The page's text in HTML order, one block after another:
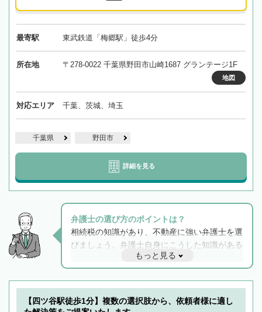
最寄駅 東武鉄道「梅郷駅」徒歩4分
所在地 〒278-0022 千葉県野田市山崎1687 グランテージ1F
地図
対応エリア 千葉、茨城、埼玉
千葉県 野田市
詳細を見る
弁護士の選び方のポイントは？
相続税の知識があり、不動産に強い弁護士を選
びましょう。弁護士自身にこうした知識がある
と他士業との連携もスムーズに進み、トラブル
解決のみならず相続をトータルで任せることが
できます。また、相続は感情がからむ分野なの
でフィーリングも重要です。実際に電話や面談
で複数の弁護士と会話をしてウマが合う方に依
もっと見る
【四ツ谷駅徒歩1分】複数の選択肢から、依頼者様に適し